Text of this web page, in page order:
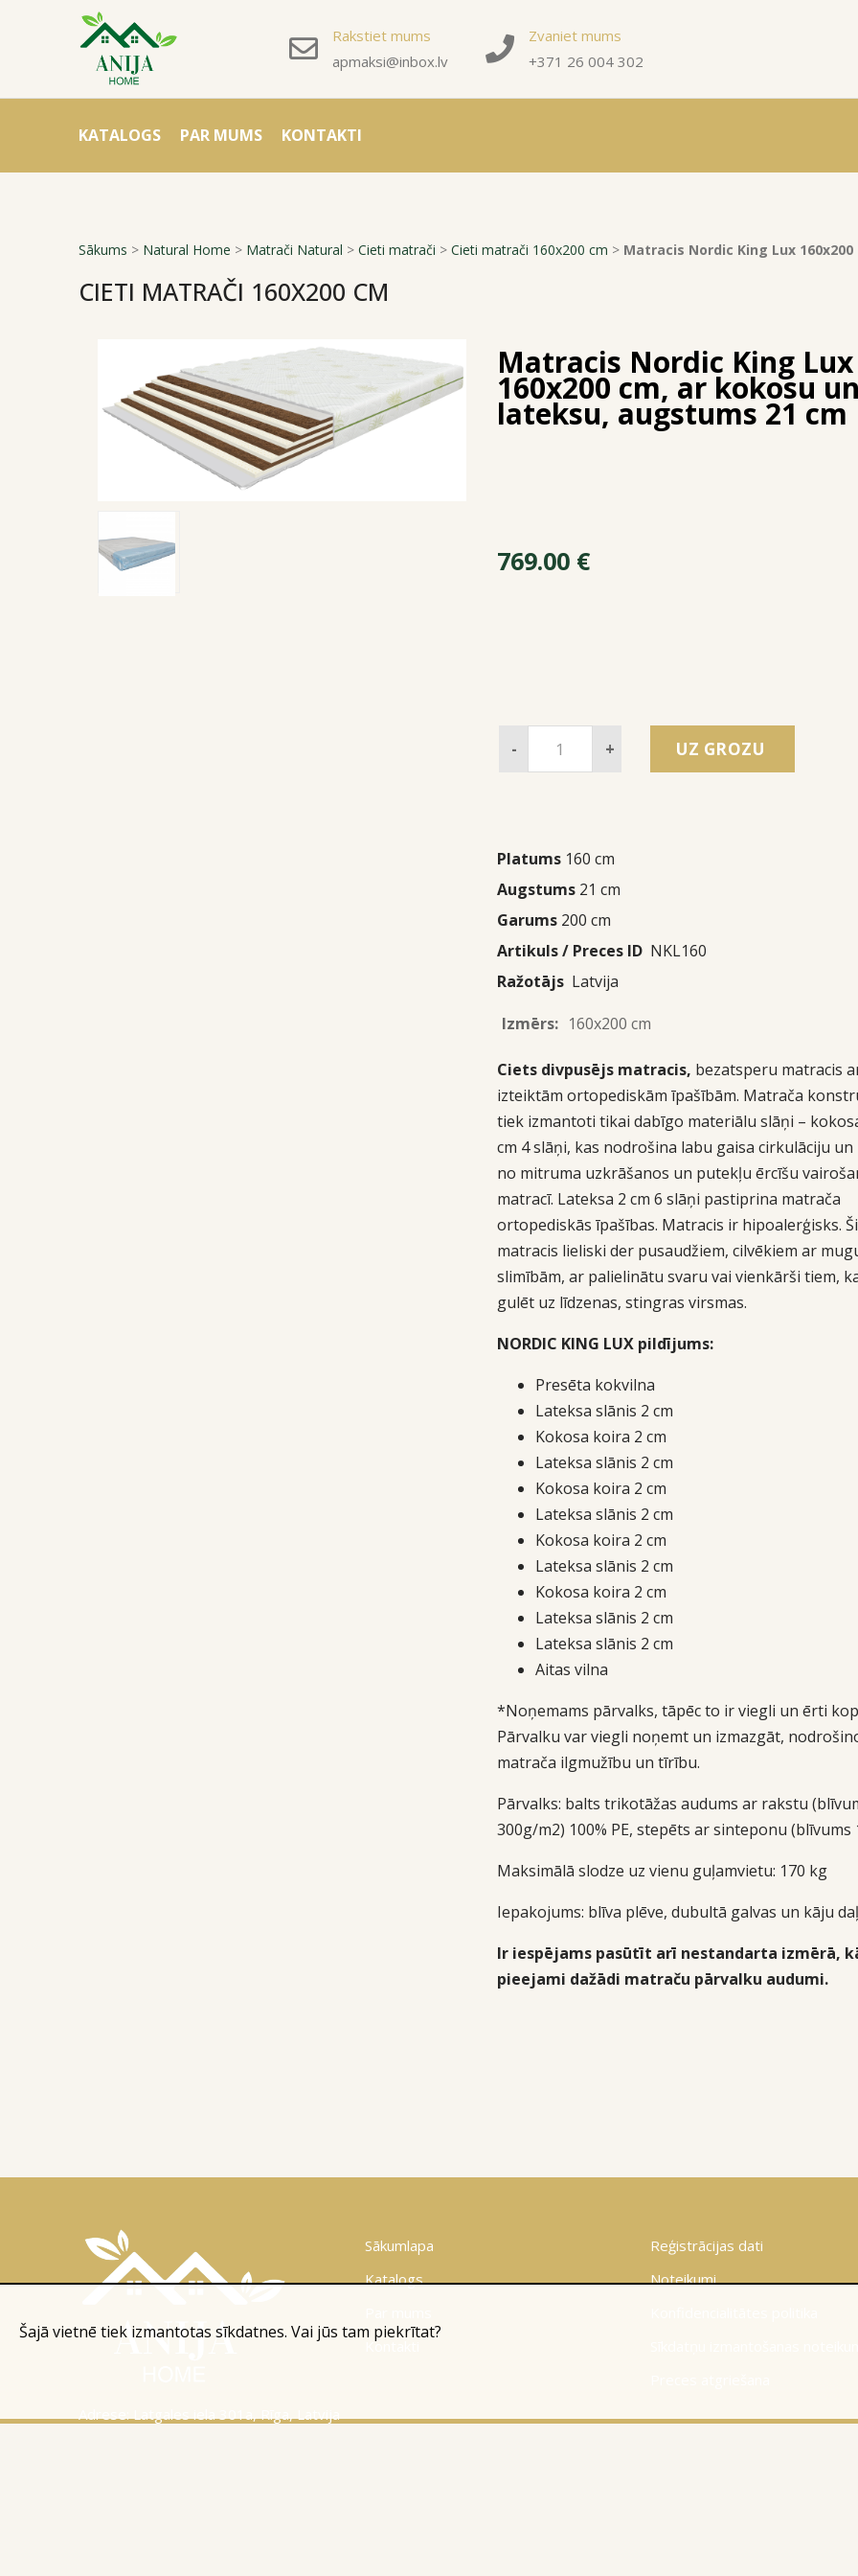
Rakstiet mums
apmaksi@inbox.lv
Zvaniet mums
+371 26 004 302
KATALOGS PAR MUMS KONTAKTI
Sākums > Natural Home > Matrači Natural > Cieti matrači > Cieti matrači 160x200 cm > Matracis Nordic King Lux
CIETI MATRAČI 160X200 CM
Matracis Nordic King Lux
160x200 cm, ar kokosu
lateksu, augstums 21 cm
769.00 €
- + UZ GROZU
Platums 160 cm
Augstums 21 cm
Garums 200 cm
Artikuls / Preces ID NKL160
Ražotājs Latvija
Izmērs: 160x200 cm
Ciets divpusējs matracis, bezatsperu matracis
izteiktām ortopediskām īpašībām. Matrača
tiek izmantoti tikai dabīgo materiālu slāņi –
cm 4 slāņi, kas nodrošina labu gaisa cirkulāciju
no mitruma uzkrāšanos un putekļu ērcīšu
matracī. Lateksa 2 cm 6 slāņi pastiprina matrača
ortopediskās īpašības. Matracis ir hipoalerģisks.
matracis lieliski der pusaudžiem, cilvēkiem ar
slimībām, ar palielinātu svaru vai vienkārši tiem,
gulēt uz līdzenas, stingras virsmas.
NORDIC KING LUX pildījums:
Presēta kokvilna
Lateksa slānis 2 cm
Kokosa koira 2 cm
Lateksa slānis 2 cm
Kokosa koira 2 cm
Lateksa slānis 2 cm
Kokosa koira 2 cm
Lateksa slānis 2 cm
Kokosa koira 2 cm
Lateksa slānis 2 cm
Lateksa slānis 2 cm
Aitas vilna
*Noņemams pārvalks, tāpēc to ir viegli un ērti
Pārvalku var viegli noņemt un izmazgāt,
matrača ilgmužību un tīrību.
Pārvalks: balts trikotāžas audums ar rakstu
300g/m2) 100% PE, stepēts ar sinteponu (blīvums
Maksimālā slodze uz vienu guļamvietu: 170 kg
Iepakojums: blīva plēve, dubultā galvas un kāju
Ir iespējams pasūtīt arī nestandarta izmērā,
pieejami dažādi matraču pārvalku audumi.
Sākumlapa
Katalogs
Kontakti
Reģistrācijas dati
Noteikumi
Šajā vietnē tiek izmantotas sīkdatnes. Vai jūs tam piekrītat?